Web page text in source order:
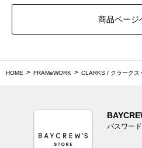
商品ページ
HOME FRAMeWORK CLARKS / クラークス
パスワー